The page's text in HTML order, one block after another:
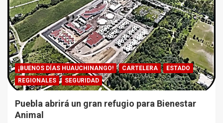
¡BUENOS DÍAS HUAUCHINANGO! CARTELERA
ESTADO
REGIONALES
SEGURIDAD
Puebla abrirá un gran refugio para Bienestar
Animal